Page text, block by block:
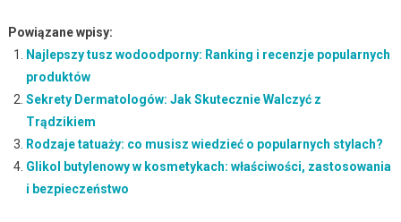
Powiązane wpisy:
Najlepszy tusz wodoodporny: Ranking i recenzje popularnych
produktów
Sekrety Dermatologów: Jak Skutecznie Walczyć z
Trądzikiem
Rodzaje tatuaży: co musisz wiedzieć o popularnych stylach?
Glikol butylenowy w kosmetykach: właściwości, zastosowania
i bezpieczeństwo